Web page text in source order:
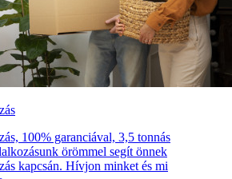
100% garanciával, 3,5 tonnás
örömmel segít önnek
kapcsán. Hívjon minket és mi